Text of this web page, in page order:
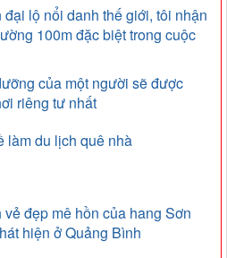
đại lộ nổi danh thế giới, tôi nhận
100m đặc biệt trong cuộc
của một người sẽ được
riêng tư nhất
làm du lịch quê nhà
vẻ đẹp mê hồn của hang Sơn
hiện ở Quảng Bình